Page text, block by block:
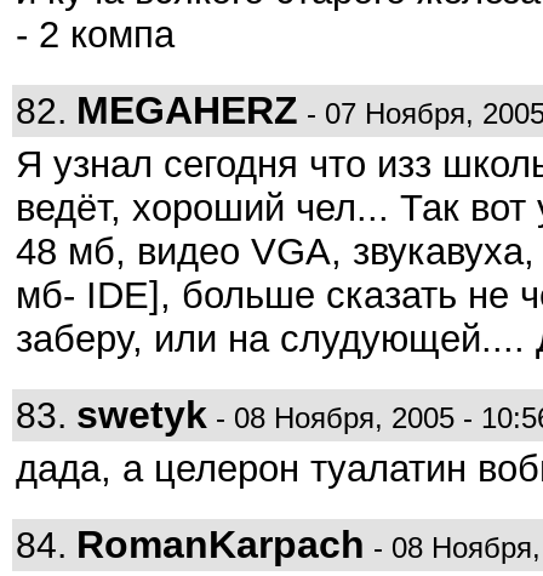
- 2 компа
82. MEGAHERZ - 07 Ноября,
Я узнал сегодня что изз
ведёт, хороший чел... Так
48 мб, видео VGA,
мб- IDE], больше сказать не
заберу, или на слудующей....
83. swetyk - 08 Ноября, 2005 -
дада, а целерон туалатин
84. RomanKarpach - 08